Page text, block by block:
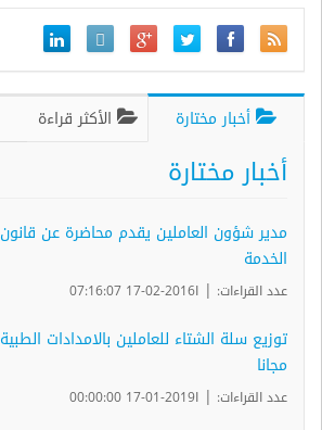
أخبار مختارة الأكثر قراءة
أخبار مختارة
مدير شؤون العاملين يقدم محاضرة عن قانون
الخدمة
عدد القراءات: | ا2016-02-17 07:16:07
توزيع سلة الشتاء للعاملين بالامدادات الطبية
مجانا
عدد القراءات: | ا2019-01-17 00:00:00